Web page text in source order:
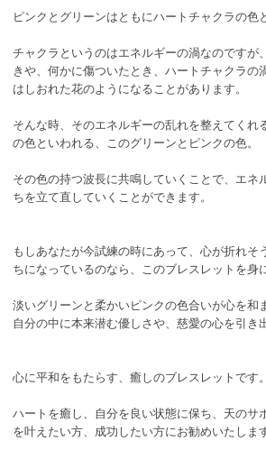
ピンクとグリーンはともにハートチャクラの色
チャクラというのはエネルギーの渦なのですが
きや、何かに傷ついたとき、ハートチャクラの
はしおれた花のようになることがあります。
そんな時、そのエネルギーの乱れを整えてくれ
の色といわれる、このグリーンとピンクの色。
その色の持つ波長に共鳴していくことで、エネ
ちを立て直していくことができます。
もしあなたが今試練の時にあって、心が折れそ
ちになっているのなら、このブレスレットを身
淡いグリーンと柔かいピンクの色合いが心を和
自分の中に本来潜む優しさや、慈愛の心を引き
心に平和をもたらす、癒しのブレスレットです。
ハートを癒し、自分を良い状態に保ち、天のサ
を叶えたい方、成功したい方にお勧めいたしま